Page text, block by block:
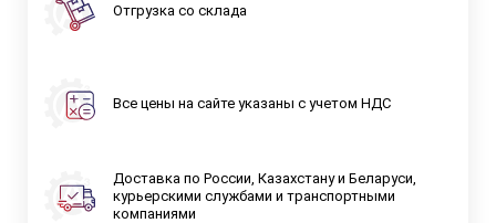
Отгрузка со склада
Все цены на сайте указаны с учетом НДС
Доставка по России, Казахстану и Беларуси,
курьерскими службами и транспортными
компаниями